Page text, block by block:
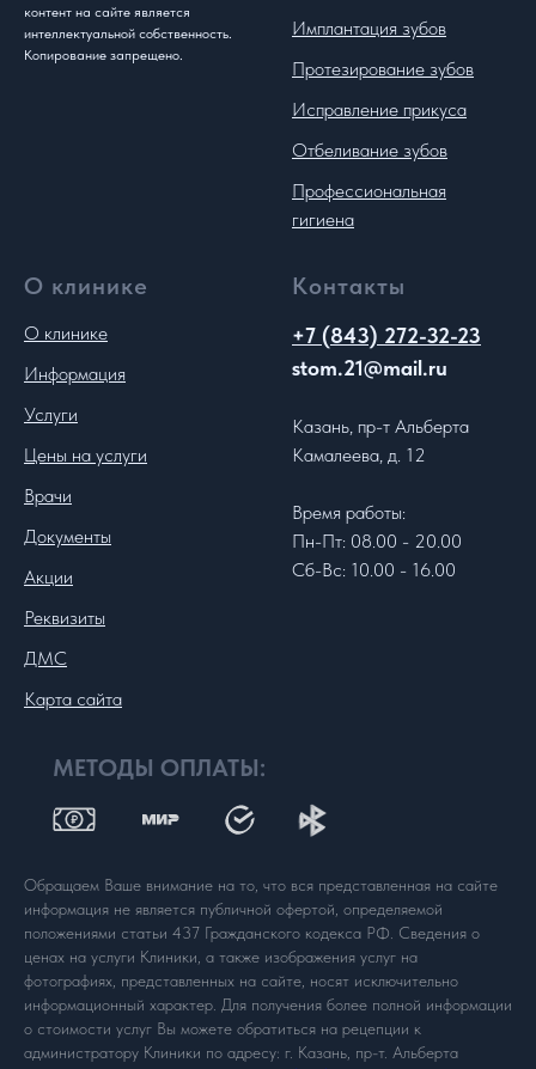
контент на сайте является
интеллектуальной собственность.
Копирование запрещено.
Имплантация зубов
Протезирование зубов
Исправление прикуса
Отбеливание зубов
Профессиональная
гигиена
О клинике
О клинике
Информация
Услуги
Цены на услуги
Врачи
Документы
Акции
Реквизиты
ДМС
Карта сайта
Контакты
+7 (843) 272-32-23
stom.21@mail.ru
Казань, пр-т Альберта
Камалеева, д. 12
Время работы:
Пн-Пт: 08.00 - 20.00
Сб-Вс: 10.00 - 16.00
МЕТОДЫ ОПЛАТЫ:
Обращаем Ваше внимание на то, что вся представленная на сайте
информация не является публичной офертой, определяемой
положениями статьи 437 Гражданского кодекса РФ. Сведения о
ценах на услуги Клиники, а также изображения услуг на
фотографиях, представленных на сайте, носят исключительно
информационный характер. Для получения более полной информации
о стоимости услуг Вы можете обратиться на рецепции к
администратору Клиники по адресу: г. Казань, пр-т. Альберта